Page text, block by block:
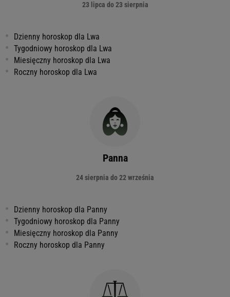
23 lipca do 23 sierpnia
Dzienny horoskop dla Lwa
Tygodniowy horoskop dla Lwa
Miesięczny horoskop dla Lwa
Roczny horoskop dla Lwa
Panna
24 sierpnia do 22 września
Dzienny horoskop dla Panny
Tygodniowy horoskop dla Panny
Miesięczny horoskop dla Panny
Roczny horoskop dla Panny